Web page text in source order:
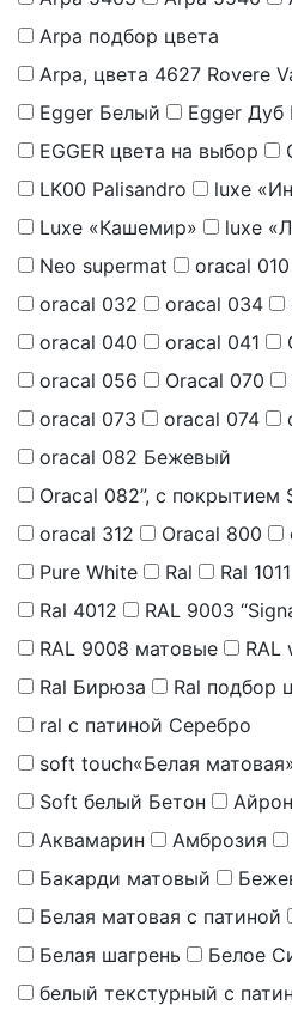
Arpa подбор цвета
Arpa, цвета 4627 Rovere
Egger Белый
Egger Дуб
EGGER цвета на выбор
LK00 Palisandro
luxe
Luxe «Кашемир»
luxe
Neo supermat
oracal 010
oracal 032
oracal 034
oracal 040
oracal 041
oracal 056
Oracal 070
oracal 073
oracal 074
oracal 082 Бежевый
Oracal 082”, с покрытием
oracal 312
Oracal 800
Pure White
Ral
Ral
Ral 4012
RAL 9003
RAL 9008 матовые
RAL
Ral Бирюза
Ral подбор
ral с патиной Серебро
soft touch«Белая
Soft белый Бетон
Айрон
Аквамарин
Амброзия
Бакарди матовый
Белая матовая с патиной
Белая шагрень
Белое
белый текстурный с